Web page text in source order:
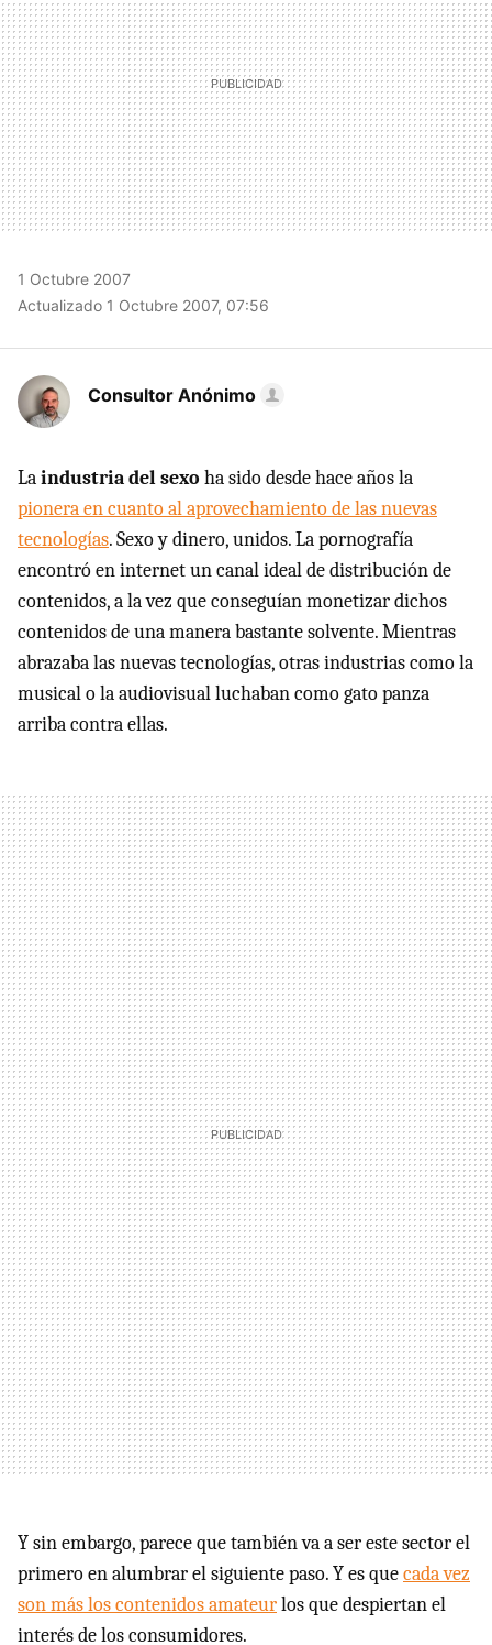
1 Octubre 2007
Actualizado 1 Octubre 2007, 07:56
Consultor Anónimo
Laindustria del sexo ha sido desde hace años la
pionera en cuanto al aprovechamiento de las nuevas
tecnologías. Sexo y dinero, unidos. La pornografía
encontró en internet un canal ideal de distribución de
contenidos, a la vez que conseguían monetizar dichos
contenidos de una manera bastante solvente. Mientras
abrazaba las nuevas tecnologías, otras industrias como la
musical o la audiovisual luchaban como gato panza
arriba contra ellas.
Y sin embargo, parece que también va a ser este sector el
primero en alumbrar el siguiente paso. Y es quecada vez
son más los contenidos amateurlos que despiertan el
interés de los consumidores.